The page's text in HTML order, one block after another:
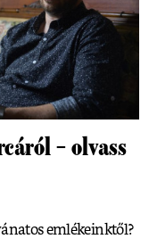
– olvass
emlékeinktől?